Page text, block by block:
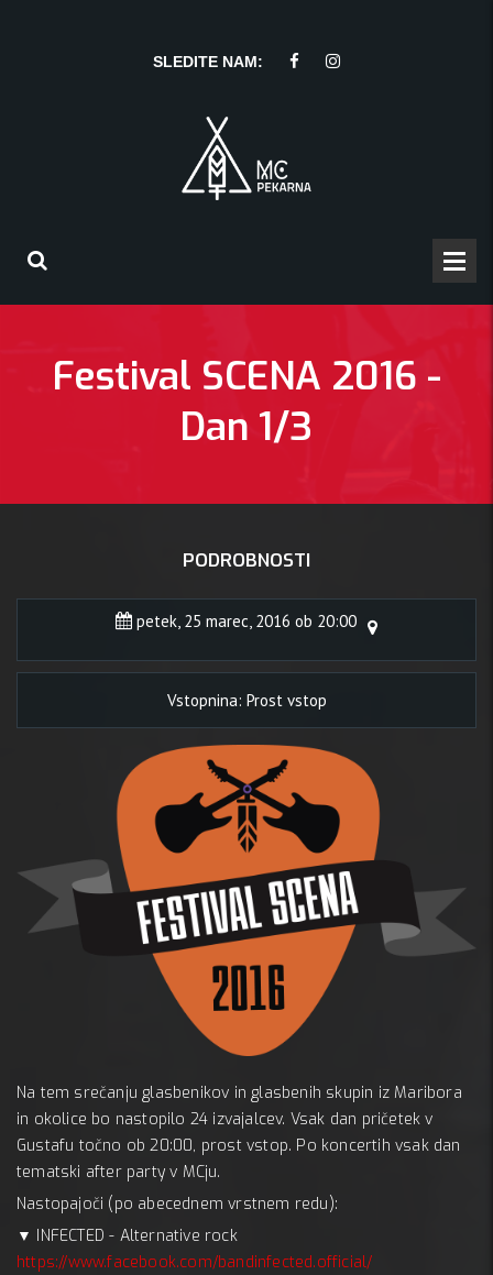
SLEDITE NAM:
Festival SCENA 2016 -
Dan 1/3
PODROBNOSTI
petek, 25 marec, 2016 ob 20:00
Vstopnina: Prost vstop
Na tem srečanju glasbenikov in glasbenih skupin iz Maribora
in okolice bo nastopilo 24 izvajalcev. Vsak dan pričetek v
Gustafu točno ob 20:00, prost vstop. Po koncertih vsak dan
tematski after party v MCju.
Nastopajoči (po abecednem vrstnem redu):
▼ INFECTED - Alternative rock
https://www.facebook.com/bandinfected.official/